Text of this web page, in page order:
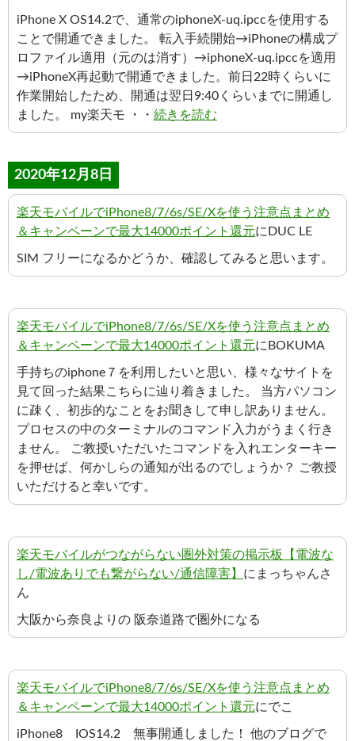
iPhone X OS14.2で、通常のiphoneX-uq.ipccを使用する
ことで開通できました。 転入手続開始→iPhoneの構成プ
ロファイル適用（元のは消す）→iphoneX-uq.ipccを適用
→iPhoneX再起動で開通できました。前日22時くらいに
作業開始したため、開通は翌日9:40くらいまでに開通し
ました。 my楽天モ ・・ 続きを読む
2020年12月8日
楽天モバイルでiPhone8/7/6s/SE/Xを使う注意点まとめ
＆キャンペーンで最大14000ポイント還元にDUC LE
SIM フリーになるかどうか、確認してみると思います。
楽天モバイルでiPhone8/7/6s/SE/Xを使う注意点まとめ
＆キャンペーンで最大14000ポイント還元にBOKUMA
手持ちのiphone７を利用したいと思い、様々なサイトを
見て回った結果こちらに辿り着きました。 当方パソコン
に疎く、初歩的なことをお聞きして申し訳ありません。
プロセスの中のターミナルのコマンド入力がうまく行き
ません。 ご教授いただいたコマンドを入れエンターキー
を押せば、何かしらの通知が出るのでしょうか？ ご教授
いただけると幸いです。
楽天モバイルがつながらない圏外対策の掲示板【電波な
し/電波ありでも繋がらない/通信障害】 にまっちゃんさ
ん
大阪から奈良よりの 阪奈道路で圏外になる
楽天モバイルでiPhone8/7/6s/SE/Xを使う注意点まとめ
＆キャンペーンで最大14000ポイント還元にでこ
iPhone8 IOS14.2 無事開通しました！ 他のブログで